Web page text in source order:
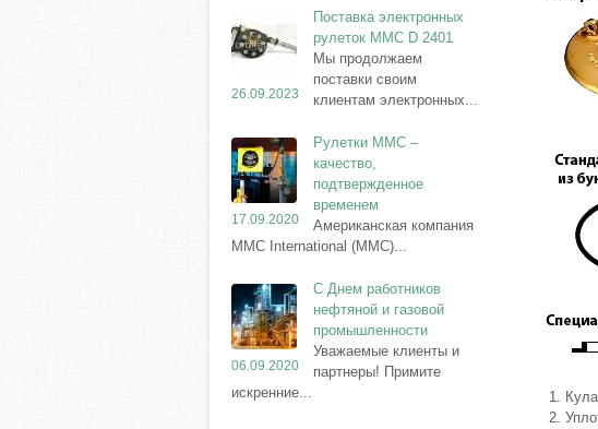
26.09.2023
Поставка электронных
рулеток MMC D 2401
Мы продолжаем
поставки своим
клиентам электронных...
17.09.2020
Рулетки MMC –
качество,
подтвержденное
временем
Американская компания
MMC International (MMC)...
06.09.2020
С Днем работников
нефтяной и газовой
промышленности
Уважаемые клиенты и
партнеры! Примите
искренние...